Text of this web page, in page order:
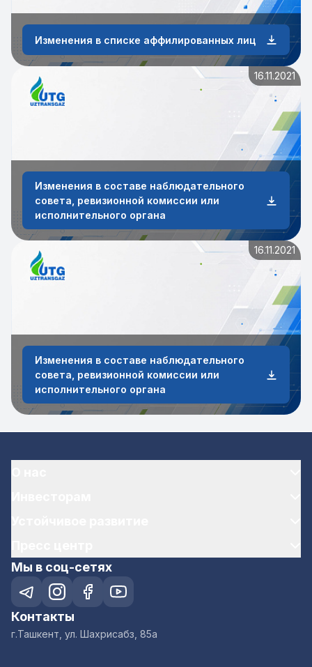
Изменения в списке аффилированных лиц
16.11.2021
Изменения в составе наблюдательного
совета, ревизионной комиссии или
исполнительного органа
16.11.2021
Изменения в составе наблюдательного
совета, ревизионной комиссии или
исполнительного органа
Мы в соц-сетях
Контакты
г.Ташкент, ул. Шахрисабз, 85а